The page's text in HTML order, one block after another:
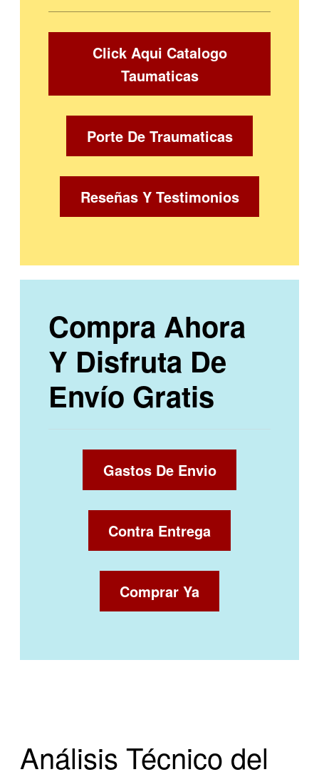
Click Aqui Catalogo
Taumaticas
Porte De Traumaticas
Reseñas Y Testimonios
Compra Ahora
Y Disfruta De
Envío Gratis
Gastos De Envio
Contra Entrega
Comprar Ya
Análisis Técnico del